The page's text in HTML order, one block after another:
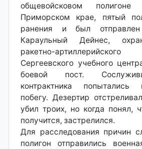
общевойсковом
Приморском крае, пятый
ранения и был
Караульный Дейнес,
ракетно-
Сергеевского учебного
боевой пост.
контрактника
побегу. Дезертир
убил троих, но когда понял,
получится, застрелился.
Для расследования причин
полигон отправились